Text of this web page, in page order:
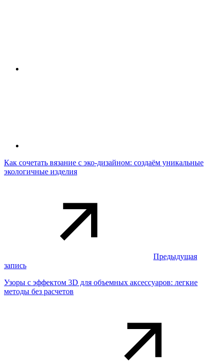
Как сочетать вязание с эко-дизайном: создаём уникальные
экологичные изделия
Предыдущая
запись
Узоры с эффектом 3D для объемных аксессуаров: легкие
методы без расчетов